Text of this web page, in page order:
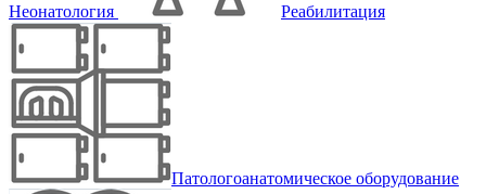
Неонатология Реабилитация
Патологоанатомическое оборудование